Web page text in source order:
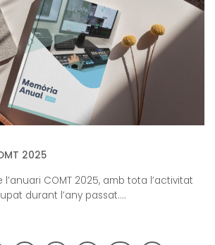
2025
COMT 2025, amb tota l’activitat
durant l’any passat....